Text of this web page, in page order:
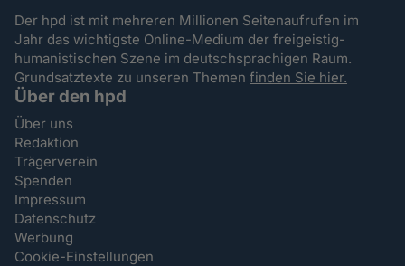
Der hpd ist mit mehreren Millionen Seitenaufrufen im
Jahr das wichtigste Online-Medium der freigeistig-
humanistischen Szene im deutschsprachigen Raum.
Grundsatztexte zu unseren Themenfinden Sie hier.
Über den hpd
Über uns
Redaktion
Trägerverein
Spenden
Impressum
Datenschutz
Werbung
Cookie-Einstellungen